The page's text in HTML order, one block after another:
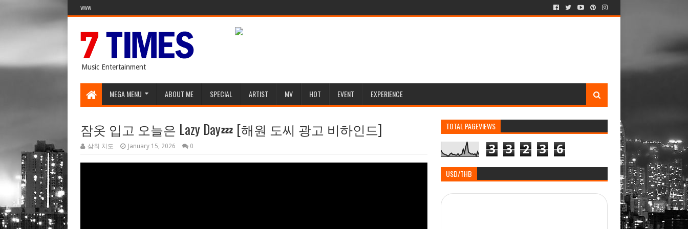
WWW
Music Entertainment
MEGA MENU ABOUT ME SPECIAL ARTIST MV HOT EVENT EXPERIENCE
잠옷 입고 오늘은 Lazy Day💤 [해원 도씨 광고 비하인드]
삼희 치도 January 15, 2026 0
TOTAL PAGEVIEWS
3 3 2 3 6
USD/THB